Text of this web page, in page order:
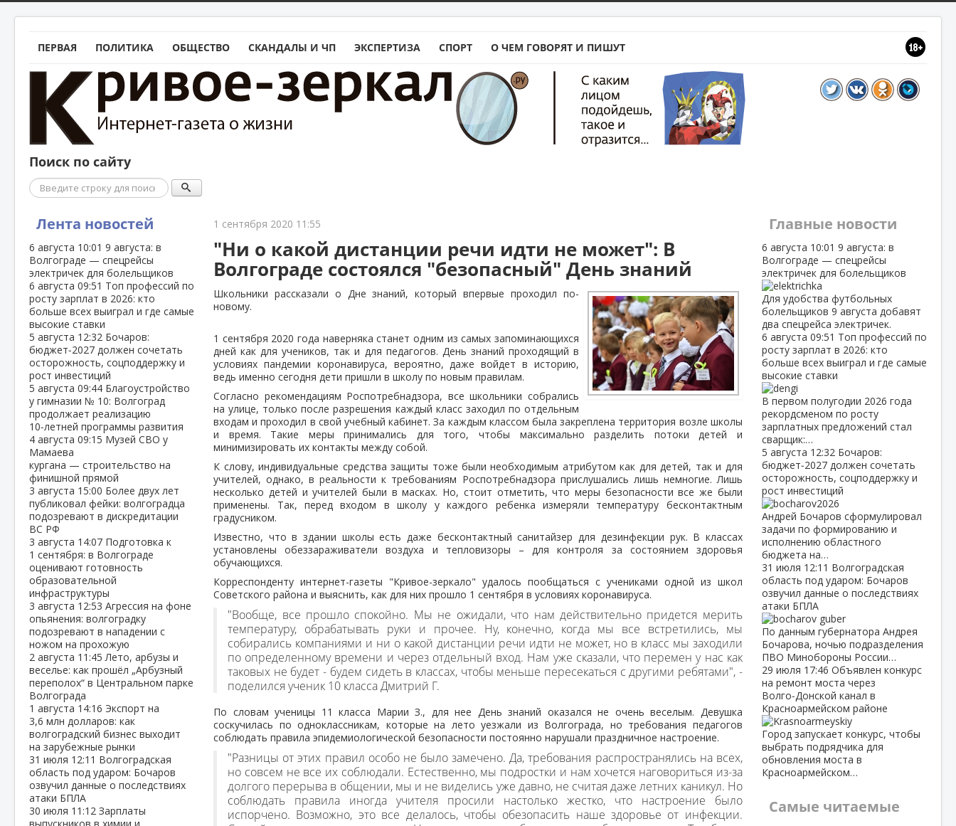
ПЕРВАЯ ПОЛИТИКА ОБЩЕСТВО СКАНДАЛЫ И ЧП ЭКСПЕРТИЗА СПОРТ О ЧЕМ ГОВОРЯТ И ПИШУТ
Поиск по сайту
Поиск
Лента новостей
6 августа 10:01 9 августа: в
Волгограде — спецрейсы
электричек для болельщиков
6 августа 09:51 Топ профессий по
росту зарплат в 2026: кто
больше всех выиграл и где самые
высокие ставки
5 августа 12:32 Бочаров:
бюджет‑2027 должен сочетать
осторожность, соцподдержку и
рост инвестиций
5 августа 09:44 Благоустройство
у гимназии № 10: Волгоград
продолжает реализацию
10‑летней программы развития
4 августа 09:15 Музей СВО у
Мамаева
кургана — строительство на
финишной прямой
3 августа 15:00 Более двух лет
публиковал фейки: волгоградца
подозревают в дискредитации
ВС РФ
3 августа 14:07 Подготовка к
1 сентября: в Волгограде
оценивают готовность
образовательной
инфраструктуры
3 августа 12:53 Агрессия на фоне
опьянения: волгоградку
подозревают в нападении с
ножом на прохожую
2 августа 11:45Лето, арбузы и
веселье: как прошёл „Арбузный
переполох“ в Центральном парке
Волгограда
1 августа 14:16 Экспорт на
3,6 млн долларов: как
волгоградский бизнес выходит
на зарубежные рынки
31 июля 12:11 Волгоградская
область под ударом: Бочаров
озвучил данные о последствиях
атаки БПЛА
30 июля 11:12 Зарплаты
1 сентября 2020 11:55
"Ни о какой дистанции речи идти не может": В
Волгограде состоялся "безопасный" День знаний
Школьники рассказали о Дне знаний, который впервые проходил по-
новому.
1 сентября 2020 года наверняка станет одним из самых запоминающихся
дней как для учеников, так и для педагогов. День знаний проходящий в
условиях пандемии коронавируса, вероятно, даже войдет в историю,
ведь именно сегодня дети пришли в школу по новым правилам.
Согласно рекомендациям Роспотребнадзора, все школьники собрались
на улице, только после разрешения каждый класс заходил по отдельным
входам и проходил в свой учебный кабинет. За каждым классом была закреплена территория возле школы
и время. Такие меры принимались для того, чтобы максимально разделить потоки детей и
минимизировать их контакты между собой.
К слову, индивидуальные средства защиты тоже были необходимым атрибутом как для детей, так и для
учителей, однако, в реальности к требованиям Роспотребнадзора прислушались лишь немногие. Лишь
несколько детей и учителей были в масках. Но, стоит отметить, что меры безопасности все же были
применены. Так, перед входом в школу у каждого ребенка измеряли температуру бесконтактным
градусником.
Известно, что в здании школы есть даже бесконтактный санитайзер для дезинфекции рук. В классах
установлены обеззараживатели воздуха и тепловизоры – для контроля за состоянием здоровья
обучающихся.
Корреспонденту интернет-газеты "Кривое-зеркало" удалось пообщаться с учениками одной из школ
Советского района и выяснить, как для них прошло 1 сентября в условиях коронавируса.
"Вообще, все прошло спокойно. Мы не ожидали, что нам действительно придется мерить
температуру, обрабатывать руки и прочее. Ну, конечно, когда мы все встретились, мы
собирались компаниями и ни о какой дистанции речи идти не может, но в класс мы заходили
по определенному времени и через отдельный вход. Нам уже сказали, что перемен у нас как
таковых не будет - будем сидеть в классах, чтобы меньше пересекаться с другими ребятами", -
поделился ученик 10 класса Дмитрий Г.
По словам ученицы 11 класса Марии З., для нее День знаний оказался не очень веселым. Девушка
соскучилась по одноклассникам, которые на лето уезжали из Волгограда, но требования педагогов
соблюдать правила эпидемиологической безопасности постоянно нарушали праздничное настроение.
"Разницы от этих правил особо не было замечено. Да, требования распространялись на всех,
но совсем не все их соблюдали. Естественно, мы подростки и нам хочется наговориться из-за
долгого перерыва в общении, мы и не виделись уже давно, не считая даже летних каникул. Но
соблюдать правила иногда учителя просили настолько жестко, что настроение было
испорчено. Возможно, это все делалось, чтобы обезопасить наше здоровье от инфекции.
Главные новости
6 августа 10:01 9 августа: в
Волгограде — спецрейсы
электричек для болельщиков
Для удобства футбольных
болельщиков 9 августа добавят
два спецрейса электричек.
6 августа 09:51 Топ профессий по
росту зарплат в 2026: кто
больше всех выиграл и где самые
высокие ставки
В первом полугодии 2026 года
рекордсменом по росту
зарплатных предложений стал
сварщик:…
5 августа 12:32 Бочаров:
бюджет‑2027 должен сочетать
осторожность, соцподдержку и
рост инвестиций
Андрей Бочаров сформулировал
задачи по формированию и
исполнению областного
бюджета на…
31 июля 12:11 Волгоградская
область под ударом: Бочаров
озвучил данные о последствиях
атаки БПЛА
По данным губернатора Андрея
Бочарова, ночью подразделения
ПВО Минобороны России…
29 июля 17:46 Объявлен конкурс
на ремонт моста через
Волго‑Донской канал в
Красноармейском районе
Город запускает конкурс, чтобы
выбрать подрядчика для
обновления моста в
Красноармейском…
Самые читаемые